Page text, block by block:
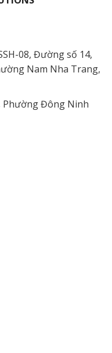
08, Đường số 14,
Nam Nha Trang,
Phường Đông Ninh